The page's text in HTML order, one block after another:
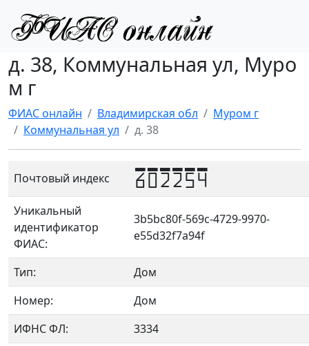
д. 38, Коммунальная ул, Муро
м г
ФИАС онлайн Владимирская обл
Муром г
Коммунальная ул
д. 38
Почтовый индекс 602254
Уникальный
идентификатор
ФИАС:
3b5bc80f-569c-4729-9970-
e55d32f7a94f
Тип:
Дом
Номер:
Дом
ИФНС ФЛ:
3334